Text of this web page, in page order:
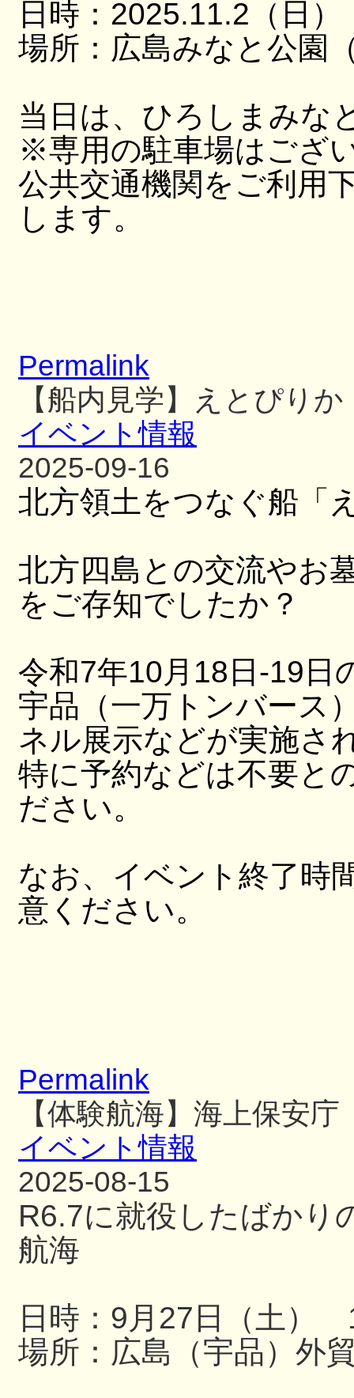
日時：2025.11.2（日
場所：広島みなと公園
当日は、ひろしまみな
※専用の駐車場はござ
公共交通機関をご利用
します。
Permalink
【船内見学】えとぴりか
イベント情報
2025-09-16
北方領土をつなぐ船「
北方四島との交流やお
をご存知でしたか？
令和7年10月18日-19日
宇品（一万トンバース
ネル展示などが実施さ
特に予約などは不要と
ださい。
なお、イベント終了時
意ください。
Permalink
【体験航海】海上保安
イベント情報
2025-08-15
R6.7に就役したばかり
航海
日時：9月27日（土）
場所：広島（宇品）外